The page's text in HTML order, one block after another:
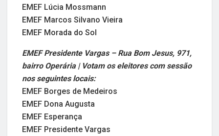
EMEF Lúcia Mossmann
EMEF Marcos Silvano Vieira
EMEF Morada do Sol
EMEF Presidente Vargas – Rua Bom Jesus, 971,
bairro Operária | Votam os eleitores com sessão
nos seguintes locais:
EMEF Borges de Medeiros
EMEF Dona Augusta
EMEF Esperança
EMEF Presidente Vargas